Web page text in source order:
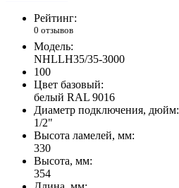
Рейтинг:
0 отзывов
Модель:
NHLLH35/35-3000
100
Цвет базовый:
белый RAL 9016
Диаметр подключения, дюйм:
1/2"
Высота ламелей, мм:
330
Высота, мм:
354